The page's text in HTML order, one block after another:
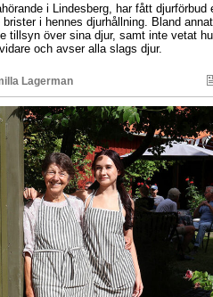
i Lindesberg, har fått djurförbud
brister i hennes djurhållning. Bland
tillsyn över sina djur, samt inte vetat
och avser alla slags djur.
Lagerman